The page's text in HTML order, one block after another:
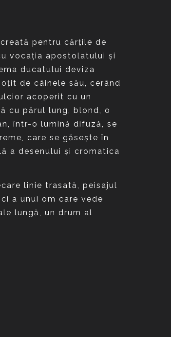
pentru cărţile de
vocaţia apostolatului şi
ducatului deviza
de câinele său, cerând
acoperit cu un
cu părul lung, blond, o
într-o lumină difuză, se
care se găseşte în
a desenului şi cromatica
linie trasată, peisajul
a unui om care vede
lungă, un drum al